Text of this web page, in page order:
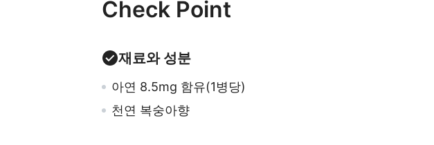
Check Point
재료와 성분
아연 8.5mg 함유(1병당)
천연 복숭아향